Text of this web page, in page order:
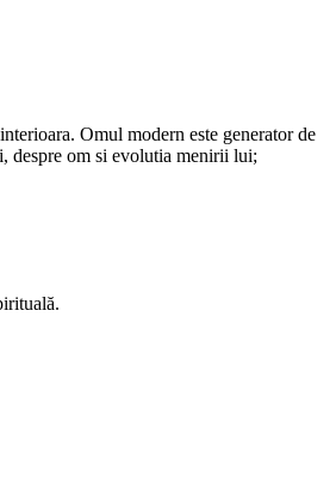
Omul modern este generator de
despre om si evolutia menirii lui;